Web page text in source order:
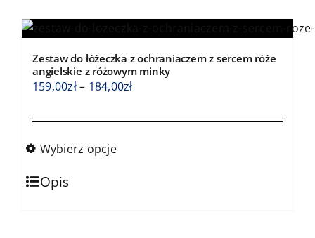
Zestaw do łóżeczka z ochraniaczem z sercem róże
angielskie z różowym minky
159,00zł– 184,00złZakres
od
Wybierz opcje
Ten
produkt
Opis